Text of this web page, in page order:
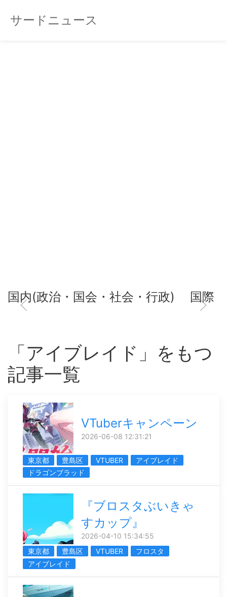
サードニュース
国内(政治・国会・社会・行政) 国際
「アイブレイド」をもつ
記事一覧
VTuberキャンペーン
2026-06-08 12:31:21
東京都 豊島区 VTUBER
アイブレイド
ドラゴンブラッド
『ブロスタぶいきゃ
すカップ』
2026-04-10 15:34:55
東京都
豊島区 VTUBER
フロスタ
アイブレイド